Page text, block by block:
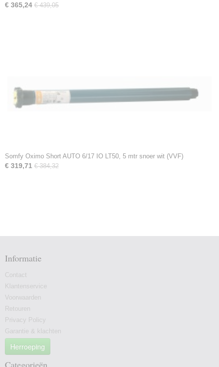
€ 365,24 € 439,05
Somfy Oximo Short AUTO 6/17 IO LT50, 5 mtr snoer wit (VVF)
€ 319,71 € 384,32
Informatie
Contact
Klantenservice
Voorwaarden
Retouren
Privacy Policy
Garantie & klachten
Herroeping
Categorieën